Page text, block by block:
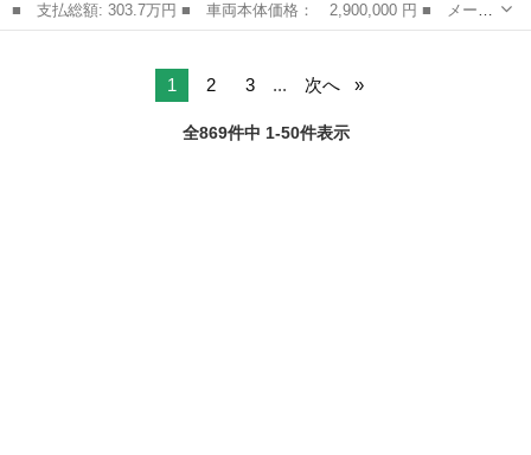
■ 支払総額: 303.7万円 ■ 車両本体価格： 2,900,000 円 ■ メーカ
ー名： トヨタ ■ 車種名： ハリアー ■ グレード名： Ｚ リヤ
1 2 3 ... 次へ
全869件中 1-50件表示